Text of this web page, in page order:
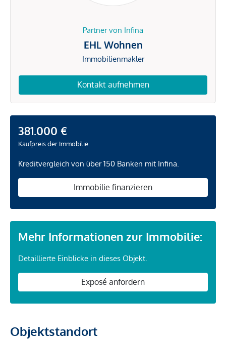
Partner von Infina
EHL Wohnen
Immobilienmakler
Kontakt aufnehmen
381.000 €
Kaufpreis der Immobilie
Kreditvergleich von über 150 Banken mit Infina.
Immobilie finanzieren
Mehr Informationen zur Immobilie:
Detaillierte Einblicke in dieses Objekt.
Exposé anfordern
Objektstandort